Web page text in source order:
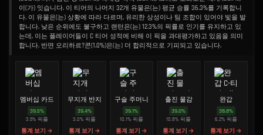
이(가) 잇습니다. 이 티어의 나머지 32개 유물은(는) 평균 승률 36.3%를 기록합니
다. 이 유물은(는) 상황에 따라 다르며, 유리한 상성이나 팀 조합이 있어야 빛을 발
합니다. 낮은 순위에도 불구하고 랜턴은(는) 12.3%의 픽률로 인기를 유지하고 있
는데, 이는 플레이어들이 C 티어 성적에 비해 이 픽을 과대평가하고 있음을 의미
합니다. 반면 오리하르?콘(1.0%)은(는) 더 합리적으로 기피되고 있습니다.
멤버십 카드
39.5%
3.5%픽률
통계 보기 →
무지개 반지
39.4%
3.0%픽률
통계 보기 →
구슬 주머니
39.1%
10.1% 픽률
통계 보기 →
출진 물감
39.0%
10.8%픽률
통계 보기 →
완갑
38.8%
6.2% 픽률
통계 보기 →